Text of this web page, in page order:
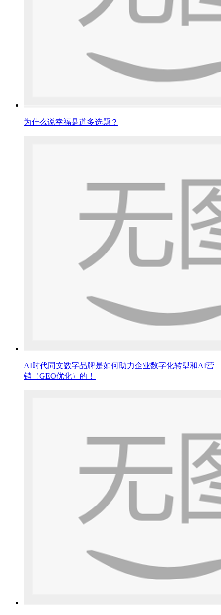
为什么说幸福是道多选题？
AI时代同文数字品牌是如何助力企业数字化转型和AI营
销（GEO优化）的！